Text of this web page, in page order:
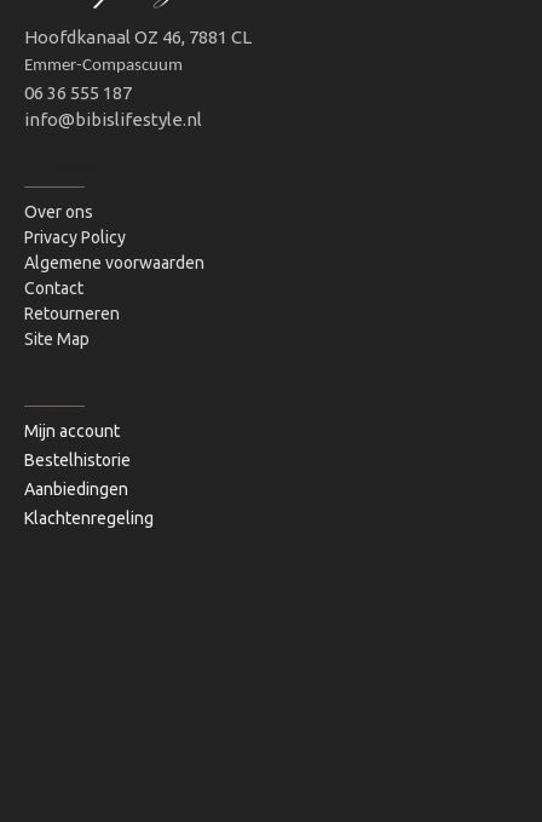
Hoofdkanaal OZ 46, 7881 CL
Emmer-Compascuum
06 36 555 187
info@bibislifestyle.nl
Over ons
Privacy Policy
Algemene voorwaarden
Contact
Retourneren
Site Map
Mijn account
Bestelhistorie
Aanbiedingen
Klachtenregeling